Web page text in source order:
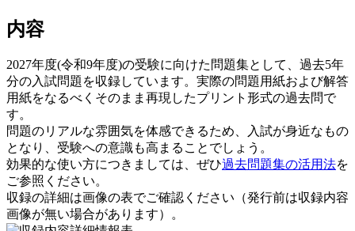
内容
2027年度(令和9年度)の受験に向けた問題集として、過去5年
分の入試問題を収録しています。実際の問題用紙および解答
用紙をなるべくそのまま再現したプリント形式の過去問で
す。
問題のリアルな雰囲気を体感できるため、入試が身近なもの
となり、受験への意識も高まることでしょう。
効果的な使い方につきましては、ぜひ過去問題集の活用法を
ご参照ください。
収録の詳細は画像の表でご確認ください（発行前は収録内容
画像が無い場合があります）。